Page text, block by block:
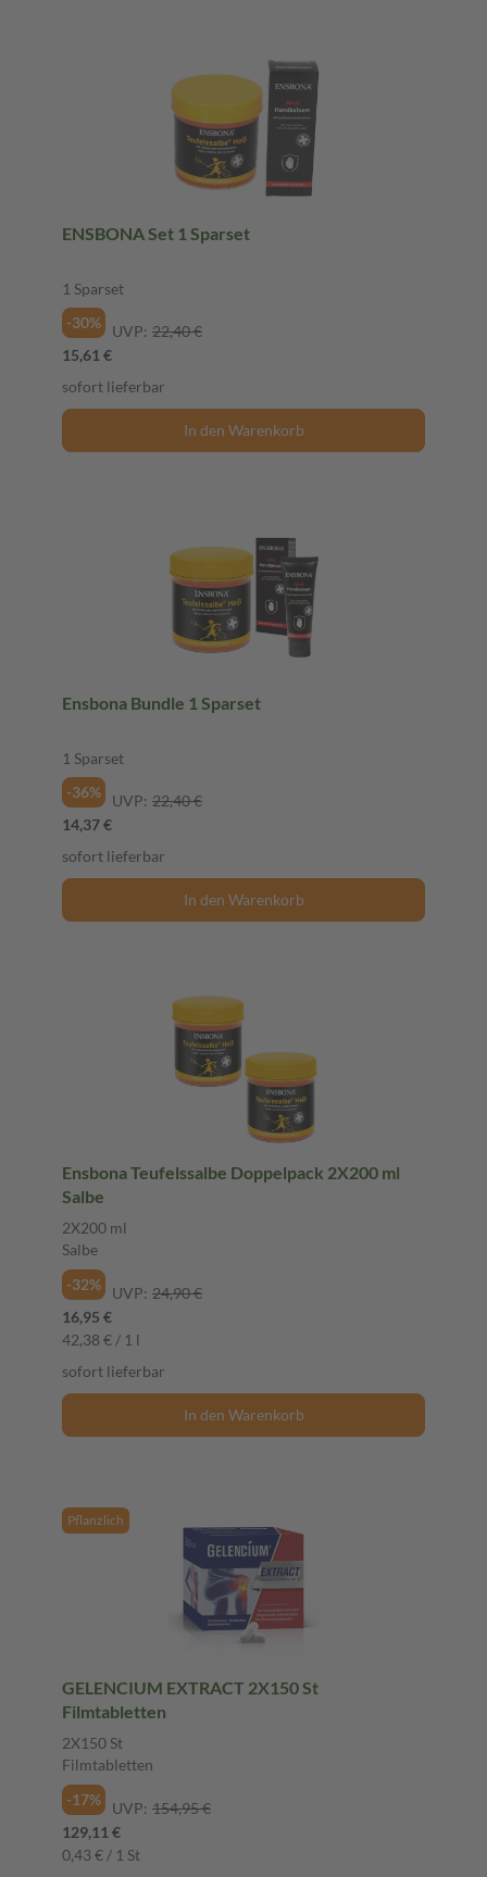
ENSBONA Set 1 Sparset
1 Sparset
-30%
UVP: 22,40 €
15,61 €
sofort lieferbar
In den Warenkorb
Ensbona Bundle 1 Sparset
1 Sparset
-36%
UVP: 22,40 €
14,37 €
sofort lieferbar
In den Warenkorb
Ensbona Teufelssalbe Doppelpack 2X200 ml
Salbe
2X200 ml
Salbe
-32%
UVP: 24,90 €
16,95 €
42,38 € / 1 l
sofort lieferbar
In den Warenkorb
Pflanzlich
GELENCIUM EXTRACT 2X150 St
Filmtabletten
2X150 St
Filmtabletten
-17%
UVP: 154,95 €
129,11 €
0,43 € / 1 St